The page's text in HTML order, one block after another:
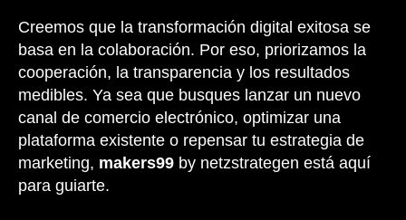
Creemos que la transformación digital exitosa se
basa en la colaboración. Por eso, priorizamos la
cooperación, la transparencia y los resultados
medibles. Ya sea que busques lanzar un nuevo
canal de comercio electrónico, optimizar una
plataforma existente o repensar tu estrategia de
marketing, makers99 by netzstrategen está aquí
para guiarte.